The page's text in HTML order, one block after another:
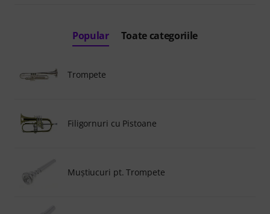
Popular Toate categoriile
Trompete
Filigornuri cu Pistoane
Muştiucuri pt. Trompete